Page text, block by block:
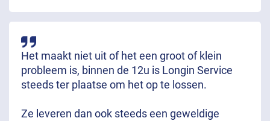
Het maakt niet uit of het een groot of klein
probleem is, binnen de 12u is Longin Service
steeds ter plaatse om het op te lossen.
Ze leveren dan ook steeds een geweldige